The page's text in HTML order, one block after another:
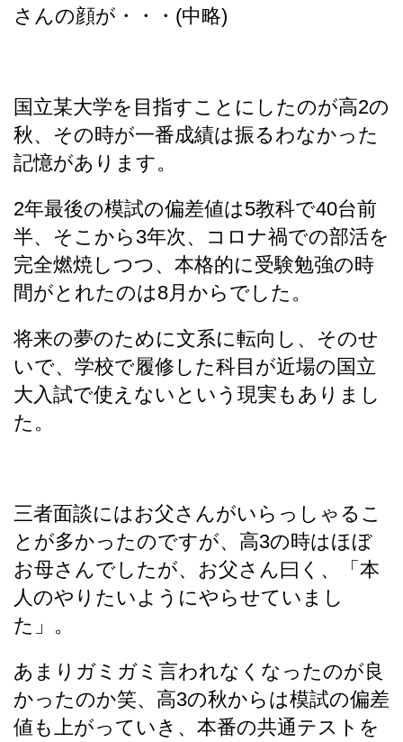
さんの顔が・・・(中略)
国立某大学を目指すことにしたのが高2の
秋、その時が一番成績は振るわなかった
記憶があります。
2年最後の模試の偏差値は5教科で40台前
半、そこから3年次、コロナ禍での部活を
完全燃焼しつつ、本格的に受験勉強の時
間がとれたのは8月からでした。
将来の夢のために文系に転向し、そのせ
いで、学校で履修した科目が近場の国立
大入試で使えないという現実もありまし
た。
三者面談にはお父さんがいらっしゃるこ
とが多かったのですが、高3の時はほぼ
お母さんでしたが、お父さん曰く、「本
人のやりたいようにやらせていまし
た」。
あまりガミガミ言われなくなったのが良
かったのか笑、高3の秋からは模試の偏差
値も上がっていき、本番の共通テストを